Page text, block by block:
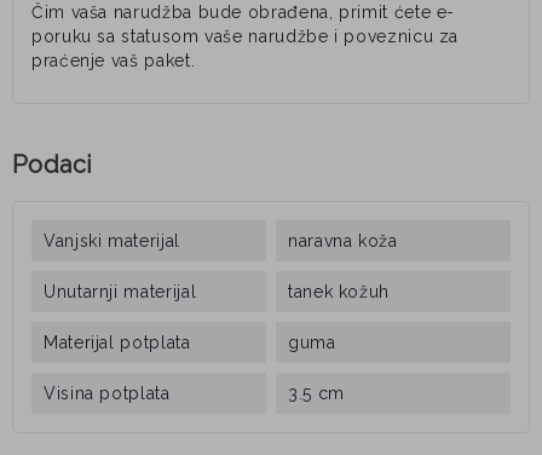
Čim vaša narudžba bude obrađena, primit ćete e-
poruku sa statusom vaše narudžbe i poveznicu za
praćenje vaš paket.
Podaci
Vanjski materijal naravna koža
Unutarnji materijal tanek kožuh
Materijal potplata guma
Visina potplata 3.5 cm